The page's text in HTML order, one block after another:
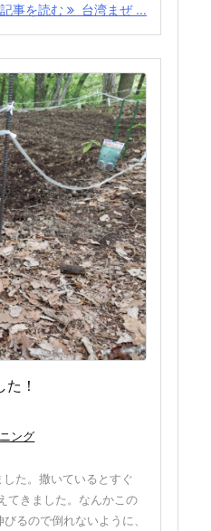
記事を読む 台湾まぜ ...
！
ング
た。撒いているとすぐ
てきました。なんかこの
るので倒れないように、